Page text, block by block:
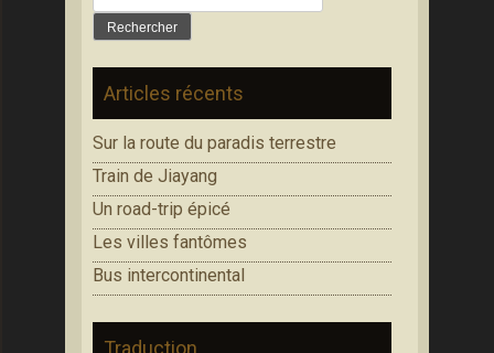
Articles récents
Sur la route du paradis terrestre
Train de Jiayang
Un road-trip épicé
Les villes fantômes
Bus intercontinental
Traduction